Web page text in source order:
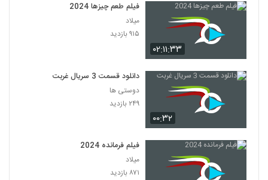
۰۲:۱۱:۳۳
فیلم طعم چیزها 2024
میلاد
۹۱۵ بازدید
۰۰:۳۲
دانلود قسمت 3 سریال غربت
دوستی ها
۲۴۹ بازدید
فیلم فرمانده 2024
میلاد
۸۷۱ بازدید